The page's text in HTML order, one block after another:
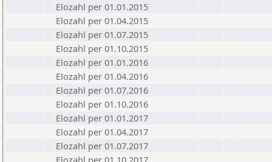
Elozahl per 01.01.2015
Elozahl per 01.04.2015
Elozahl per 01.07.2015
Elozahl per 01.10.2015
Elozahl per 01.01.2016
Elozahl per 01.04.2016
Elozahl per 01.07.2016
Elozahl per 01.10.2016
Elozahl per 01.01.2017
Elozahl per 01.04.2017
Elozahl per 01.07.2017
Elozahl per 01.10.2017